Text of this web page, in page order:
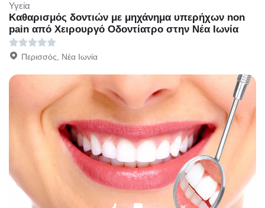
Υγεία
Καθαρισμός δοντιών με μηχάνημα υπερήχων non
pain από Χειρουργό Οδοντίατρο στην Νέα Ιωνία
Περισσός, Νέα Ιωνία